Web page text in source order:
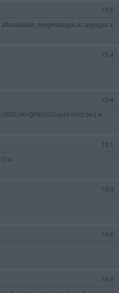
15.6
megmutatjuk az anyagot a
15.4
15.4
nézz be:) »
15.1
»
14.9
14.6
14.6